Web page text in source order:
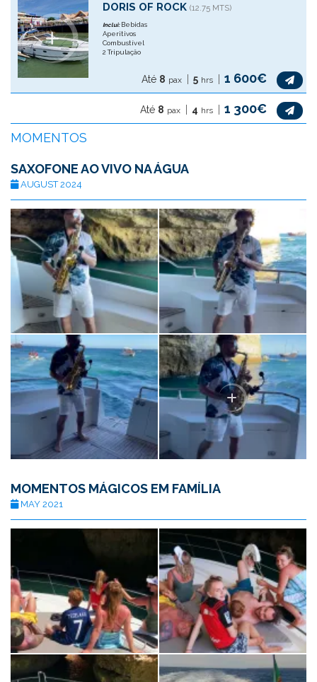
DORIS OF ROCK (12.75 MTS)
Inclui:Bebidas
Aperitivos
Combustível
2 Tripulação
Até 8 pax 5 hrs 1 600€
Até 8 pax 4 hrs
1 300€
MOMENTOS
SAXOFONE AO VIVO NA ÁGUA
AUGUST 2024
MOMENTOS MÁGICOS EM FAMÍLIA
MAY 2021